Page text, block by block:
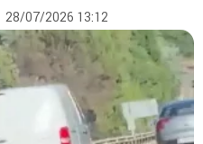
28/07/2026 13:12